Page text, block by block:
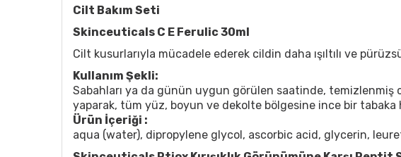
Cilt Bakım Seti
Skinceuticals C E Ferulic 30ml
Cilt kusurlarıyla mücadele ederek cildin daha ışıltılı ve
Kullanım Şekli:
Sabahları ya da günün uygun görülen saatinde, temizlenmiş
yaparak, tüm yüz, boyun ve dekolte bölgesine ince bir tabaka
Ürün İçeriği :
aqua (water), dipropylene glycol, ascorbic acid, glycerin,